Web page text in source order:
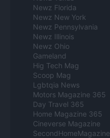
Newz Florida
Newz New York
Newz Pennsylvania
Newz Illinois
Newz Ohio
Gameland
Hig Tech Mag
Scoop Mag
Lgbtqia News
Motors Magazine 365
Day Travel 365
Home Magazine 365
Cineverse Magazine
SecondHomeMagazine